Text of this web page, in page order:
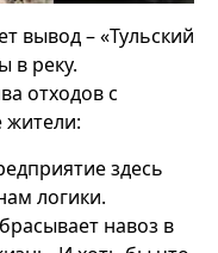
вывод – «Тульский
в реку.
отходов с
жители:
здесь
логики.
навоз в